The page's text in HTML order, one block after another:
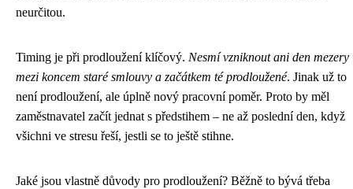
neurčitou.
Timing je při prodloužení klíčový. Nesmí vzniknout ani den mezery
mezi koncem staré smlouvy a začátkem té prodloužené. Jinak už to
není prodloužení, ale úplně nový pracovní poměr. Proto by měl
zaměstnavatel začít jednat s předstihem – ne až poslední den, když
všichni ve stresu řeší, jestli se to ještě stihne.
Jaké jsou vlastně důvody pro prodloužení? Běžně to bývá třeba